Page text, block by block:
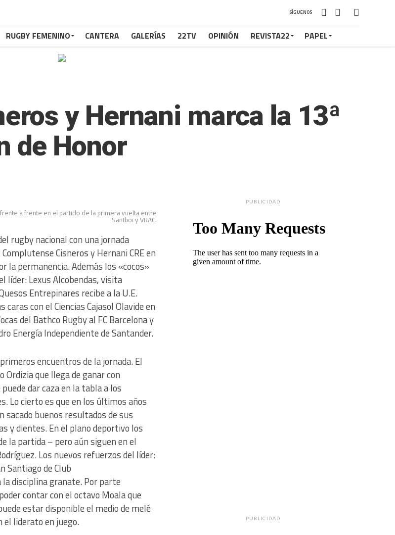
SÍGUENOS
RUGBY FEMENINO CANTERA GALERÍAS 22TV OPINIÓN REVISTA22 PAPEL
y Hernani marca la 13ª
de Honor
a frente en el partido de la primera vuelta entre
Santboi y VRAC.
rugby nacional con una jornada
Cisneros y Hernani CRE en
la permanencia. Además los «cocos»
líder: Lexus Alcobendas, visita
Entrepinares recibe a la U.E.
con el Ciencias Cajasol Olavide en
del Bathco Rugby al FC Barcelona y
Energía Independiente de Santander.
encuentros de la jornada. El
Ordizia que llega de ganar con
dar caza en la tabla a los
Lo cierto es que en los últimos años
sacado buenos resultados de sus
y dientes. En el plano deportivo los
la partida – pero aún siguen en el
Los nuevos refuerzos del líder:
Santiago de Club
la disciplina granate. Por parte
contar con el octavo Moala que
estar disponible el medio de melé
el liderato en juego.
PUBLICIDAD
PUBLICIDAD